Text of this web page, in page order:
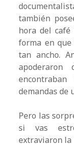
también
hora del
forma en
tan ancho.
demandas de
Pero las
si vas
extraviaron